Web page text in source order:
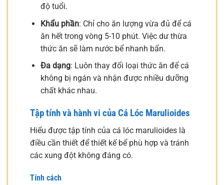
độ tuổi.
Khẩu phần: Chỉ cho ăn lượng vừa đủ để cá
ăn hết trong vòng 5-10 phút. Việc dư thừa
thức ăn sẽ làm nước bể nhanh bẩn.
Đa dạng: Luôn thay đổi loại thức ăn để cá
không bị ngán và nhận được nhiều dưỡng
chất khác nhau.
Tập tính và hành vi của Cá Lóc Marulioides
Hiểu được tập tính của cá lóc marulioides là
điều cần thiết để thiết kế bể phù hợp và tránh
các xung đột không đáng có.
Tính cách